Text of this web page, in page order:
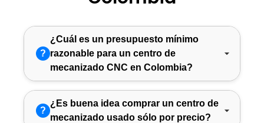
?
¿Cuál es un presupuesto mínimo
razonable para un centro de
mecanizado CNC en Colombia?
?
¿Es buena idea comprar un centro de
mecanizado usado sólo por precio?